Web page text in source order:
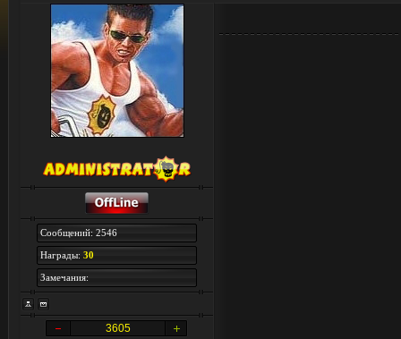
Сообщений: 2546
Награды: 30
Замечания:
3605